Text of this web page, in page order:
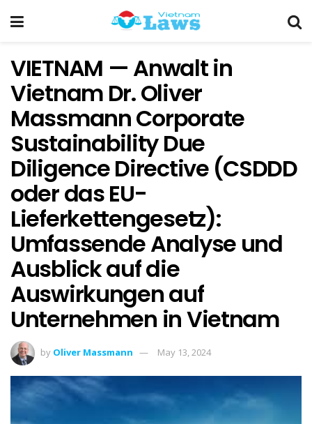
VIETNAM — Anwalt in
Vietnam Dr. Oliver
Massmann Corporate
Sustainability Due
Diligence Directive (CSDDD
oder das EU-
Lieferkettengesetz):
Umfassende Analyse und
Ausblick auf die
Auswirkungen auf
Unternehmen in Vietnam
by Oliver Massmann May 13, 2024